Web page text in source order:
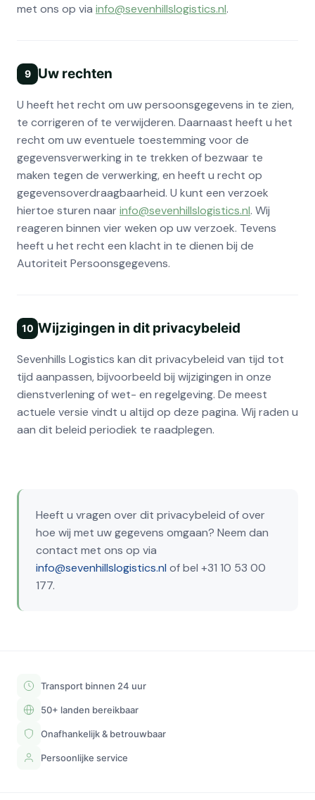
met ons op via info@sevenhillslogistics.nl.
9 Uw rechten
U heeft het recht om uw persoonsgegevens in te zien,
te corrigeren of te verwijderen. Daarnaast heeft u het
recht om uw eventuele toestemming voor de
gegevensverwerking in te trekken of bezwaar te
maken tegen de verwerking, en heeft u recht op
gegevensoverdraagbaarheid. U kunt een verzoek
hiertoe sturen naar info@sevenhillslogistics.nl. Wij
reageren binnen vier weken op uw verzoek. Tevens
heeft u het recht een klacht in te dienen bij de
Autoriteit Persoonsgegevens.
10 Wijzigingen in dit privacybeleid
Sevenhills Logistics kan dit privacybeleid van tijd tot
tijd aanpassen, bijvoorbeeld bij wijzigingen in onze
dienstverlening of wet- en regelgeving. De meest
actuele versie vindt u altijd op deze pagina. Wij raden u
aan dit beleid periodiek te raadplegen.
Heeft u vragen over dit privacybeleid of over
hoe wij met uw gegevens omgaan? Neem dan
contact met ons op via
info@sevenhillslogistics.nl of bel +31 10 53 00
177.
Transport binnen 24 uur
50+ landen bereikbaar
Onafhankelijk & betrouwbaar
Persoonlijke service